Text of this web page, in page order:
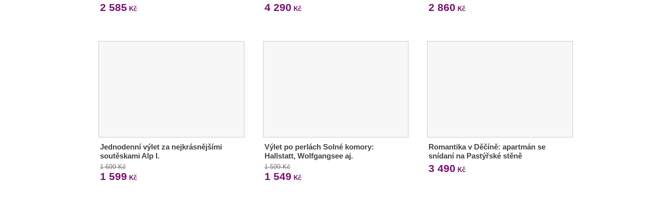
2 585 Kč 4 290 Kč 2 860 Kč
Jednodenní výlet za nejkrásnějšími
soutěskami Alp I.
1 699 Kč
1 599 Kč
Výlet po perlách Solné komory:
Hallstatt, Wolfgangsee aj.
1 599 Kč
1 549 Kč
Romantika v Děčíně: apartmán se
snídaní na Pastýřské stěně
3 490 Kč